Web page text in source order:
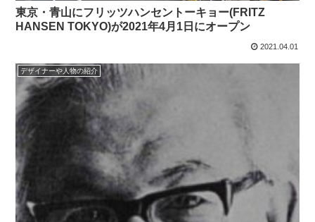
東京・青山にフリッツハンセントーキョー(FRITZ
HANSEN TOKYO)が2021年4月1日にオープン
2021.04.01
デザイナーや人物の紹介